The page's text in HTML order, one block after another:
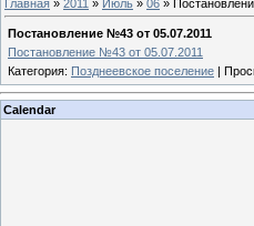
Главная » 2011 » Июль » 06 »
Постановление №43 от 05.07.2011
Постановление №43 от 05.07.2011
Категория: Позднеевское поселение
Calendar